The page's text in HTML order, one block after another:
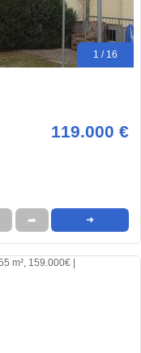
1 / 16
119.000 €
➦ ➜